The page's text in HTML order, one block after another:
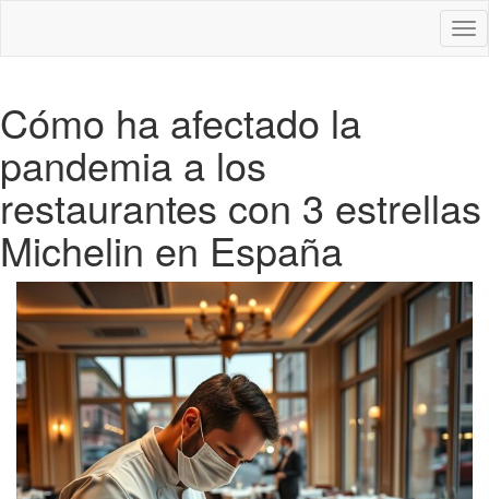
Cómo ha afectado la
pandemia a los
restaurantes con 3 estrellas
Michelin en España